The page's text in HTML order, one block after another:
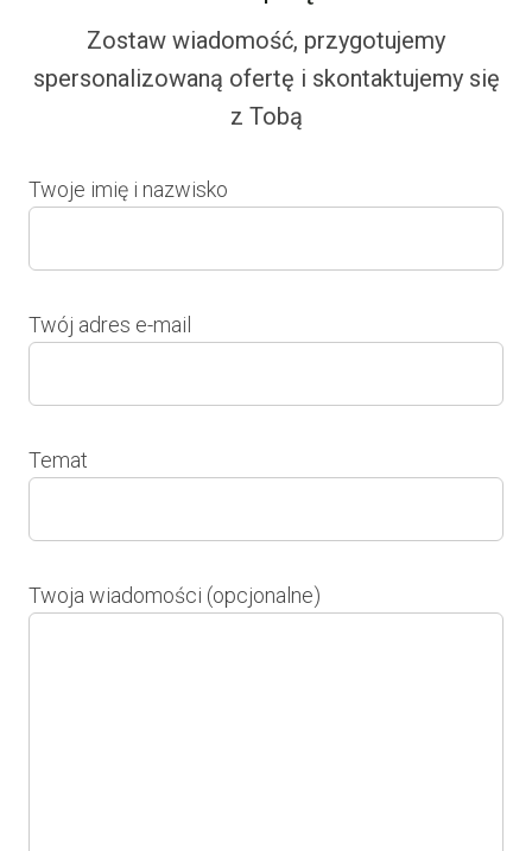
Zostaw wiadomość, przygotujemy
spersonalizowaną ofertę i skontaktujemy się
z Tobą
Twoje imię i nazwisko
Twój adres e-mail
Temat
Twoja wiadomości (opcjonalne)